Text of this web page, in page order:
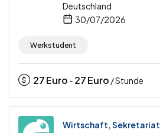
Deutschland
30/07/2026
Werkstudent
27Euro - 27Euro / Stunde
Wirtschaft, Sekretariat